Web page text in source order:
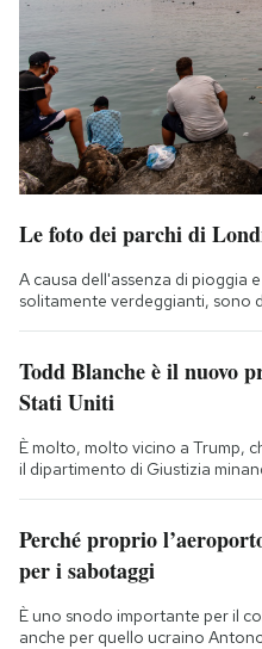
Le foto dei parchi di
A causa dell'assenza di pioggia
solitamente verdeggianti, sono
Todd Blanche è il nuovo
Stati Uniti
È molto, molto vicino a Trump,
il dipartimento di Giustizia
Perché proprio
per i sabotaggi
È uno snodo importante per il
anche per quello ucraino